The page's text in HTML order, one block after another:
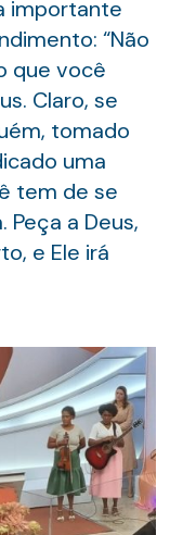
importante
“Não
que você
Claro, se
tomado
uma
tem de se
a Deus,
e Ele irá